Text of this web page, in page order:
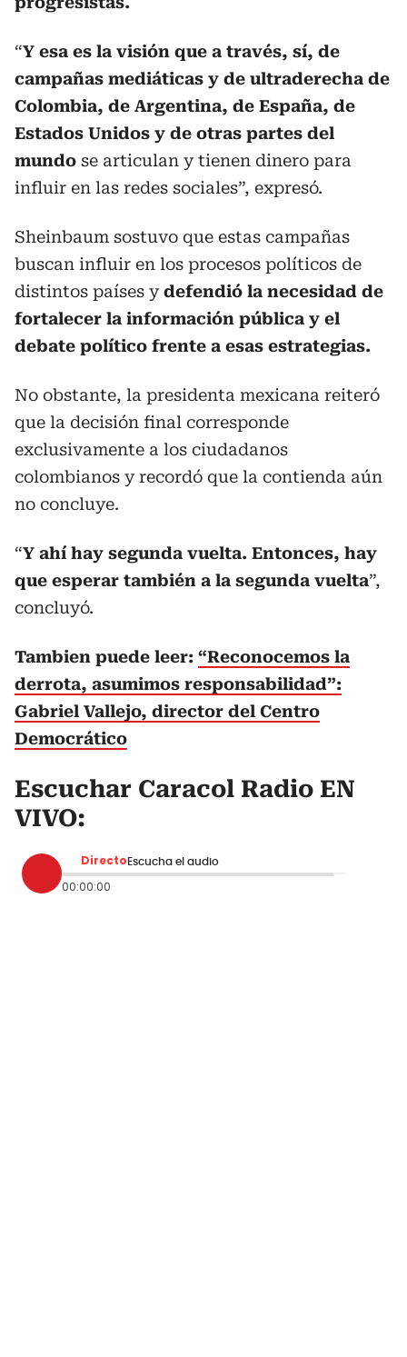
“Y esa es la visión que a través, sí, de
campañas mediáticas y de ultraderecha de
Colombia, de Argentina, de España, de
Estados Unidos y de otras partes del
mundo se articulan y tienen dinero para
influir en las redes sociales”, expresó.
Sheinbaum sostuvo que estas campañas
buscan influir en los procesos políticos de
distintos países ydefendió la necesidad de
fortalecer la información pública y el
debate político frente a esas estrategias.
No obstante, la presidenta mexicana reiteró
que la decisión final corresponde
exclusivamente a los ciudadanos
colombianos y recordó que la contienda aún
no concluye.
“Y ahí hay segunda vuelta. Entonces, hay
que esperar también a la segunda vuelta”,
concluyó.
Tambien puede leer: “Reconocemos la
derrota, asumimos responsabilidad”:
Gabriel Vallejo, director del Centro
Democrático
Escuchar Caracol Radio EN
VIVO:
Directo Escucha el audio
00:00:00